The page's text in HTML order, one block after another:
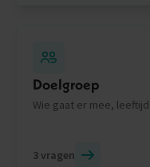
Doelgroep
Wie gaat er mee,
3 vragen